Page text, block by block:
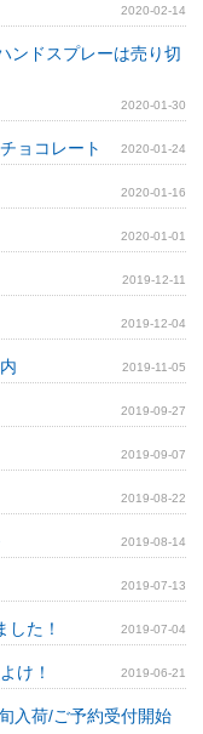
2020-02-14
ンドスプレーは売り切
2020-01-30
ョコレート 2020-01-24
2020-01-16
2020-01-01
2019-12-11
2019-12-04
2019-11-05
2019-09-27
2019-09-07
2019-08-22
2019-08-14
2019-07-13
た！ 2019-07-04
け！ 2019-06-21
入荷/ご予約受付開始